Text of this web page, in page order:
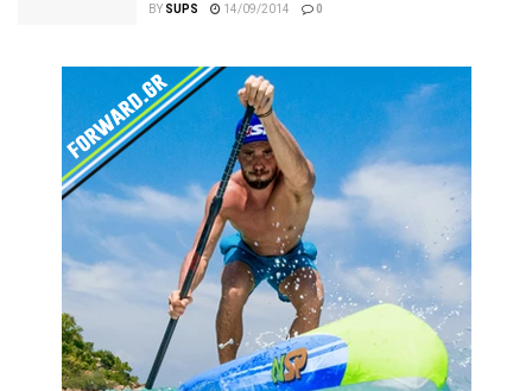
BY SUPS 14/09/2014 0